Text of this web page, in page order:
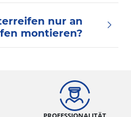
nur an
montieren?